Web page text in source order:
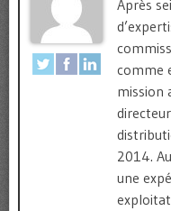
Après
comme
mission
2014.
une